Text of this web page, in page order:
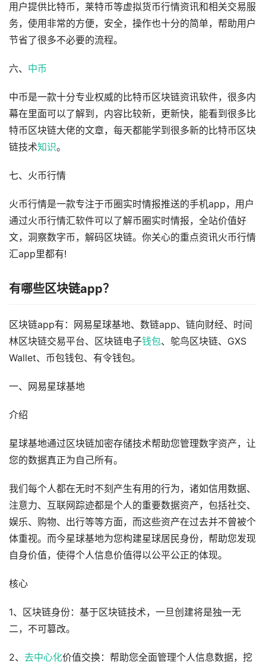
用户提供比特币，莱特币等虚拟货币行情资讯和相关交易服
务，使用非常的方便，安全，操作也十分的简单，帮助用户
节省了很多不必要的流程。
六、 中币
中币是一款十分专业权威的比特币区块链资讯软件，很多内
幕在里面可以了解到，内容比较新，更新快，能看到很多比
特币区块链大佬的文章，每天都能学到很多新的比特币区块
链技术知识。
七、火币行情
火币行情是一款专注于币圈实时情报推送的手机app，用户
通过火币行情汇软件可以了解币圈实时情报，全站价值好
文，洞察数字币，解码区块链。你关心的重点资讯火币行情
汇app里都有!
有哪些区块链app？
区块链app有：网易星球基地、数链app、链向财经、时间
林区块链交易平台、区块链电子钱包、鸵鸟区块链、GXS
Wallet、币包钱包、有令钱包。
一、网易星球基地
介绍
星球基地通过区块链加密存储技术帮助您管理数字资产，让
您的数据真正为自己所有。
我们每个人都在无时不刻产生有用的行为，诸如信用数据、
注意力、互联网踪迹都是个人的重要数据资产，包括社交、
娱乐、购物、出行等等方面，而这些资产在过去并不曾被个
体重视。而今星球基地为您构建星球居民身份，帮助您发现
自身价值，使得个人信息价值得以公平公正的体现。
核心
1、区块链身份：基于区块链技术，一旦创建将是独一无
二，不可篡改。
2、 去中心化价值交换：帮助您全面管理个人信息数据，挖